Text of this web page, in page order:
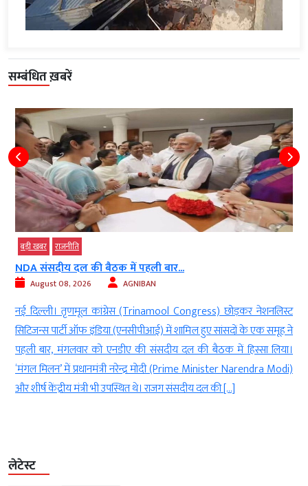
सम्बंधित ख़बरें
बड़ी खबर राजनीति
NDA संसदीय दल की बैठक में पहली बार...
August 08, 2026 AGNIBAN
नई दिल्ली। तृणमूल कांग्रेस (Trinamool Congress) छोड़कर नेशनलिस्ट
सिटिजन्स पार्टी ऑफ इंडिया (एनसीपीआई) में शामिल हुए सांसदों के एक समूह ने
पहली बार, मंगलवार को एनडीए की संसदीय दल की बैठक में हिस्सा लिया।
‘मंगल मिलन’ में प्रधानमंत्री नरेन्द्र मोदी (Prime Minister Narendra Modi)
और शीर्ष केंद्रीय मंत्री भी उपस्थित थे। राजग संसदीय दल की […]
लेटेस्ट